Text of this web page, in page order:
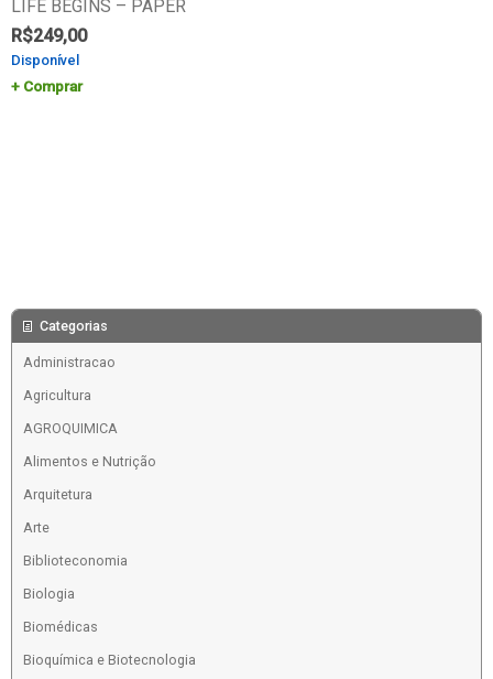
LIFE BEGINS – PAPER
R$249,00
Disponível
Comprar
Categorias
Administracao
Agricultura
AGROQUIMICA
Alimentos e Nutrição
Arquitetura
Arte
Biblioteconomia
Biologia
Biomédicas
Bioquímica e Biotecnologia